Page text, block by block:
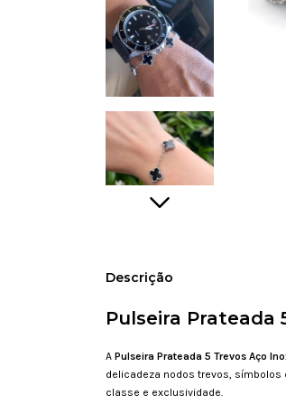
Descrição
Pulseira Prateada
A Pulseira Prateada 5 Trevos Aço
delicadeza nodos trevos,
classe e exclusividade.